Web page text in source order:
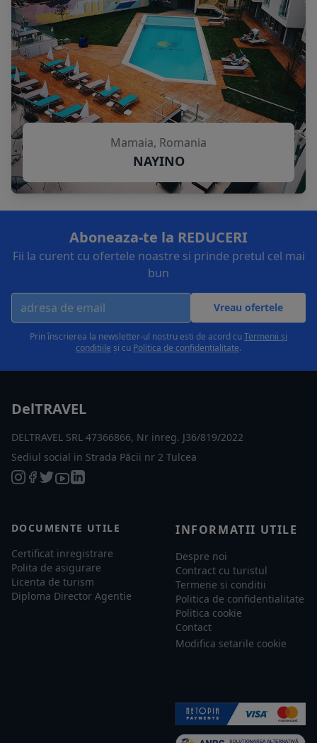
Mamaia, Romania
NAYINO
Aboneaza-te la REDUCERI
Fii la curent cu ofertele noastre si prinde pretul cel mai
bun
Vreau ofertele
Prin înscrierea la newsletter-ul nostru esti de acord cuTermenii și
condițiile și cu Politica de confidențialitate.
DelTRAVEL
DELTRAVEL SRL 47366866, Nr inreg. J36/819/2022
Sediul social in Strada Păcii nr 2 Tulcea
DOCUMENTE UTILE
Certificat inregistrare
Polita de asigurare
Licenta de turism
Diploma Director Agentie
INFORMATII UTILE
Despre noi
Contract cu turistul
Termene si conditii
Politica de confidentialitate
Politica cookie
Contact
Modifica setarile cookie